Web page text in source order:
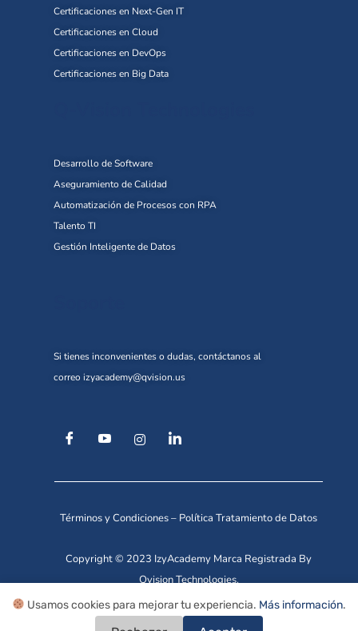
Certificaciones en Next-Gen IT
Certificaciones en Cloud
Certificaciones en DevOps
Certificaciones en Big Data
Desarrollo de Software
Aseguramiento de Calidad
Automatización de Procesos con RPA
Talento TI
Gestión Inteligente de Datos
Si tienes inconvenientes o dudas, contáctanos al
correo izyacademy@qvision.us
Términos y Condiciones– Política Tratamiento de Datos
Copyright © 2023 IzyAcademy Marca Registrada By
Qvision Technologies.
Usamos cookies para mejorar tu experiencia. Más información.